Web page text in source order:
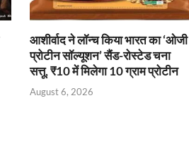
आशीर्वाद ने लॉन्च किया भारत का ‘ओजी
प्रोटीन सॉल्यूशन’ सैंड-रोस्टेड चना
सत्तू, ₹10 में मिलेगा 10 ग्राम प्रोटीन
August 6, 2026